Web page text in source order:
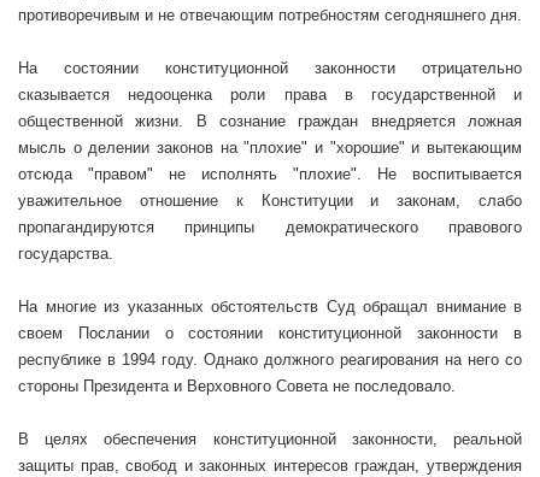
противоречивым и не отвечающим потребностям сегодняшнего дня.
На состоянии конституционной законности отрицательно
сказывается недооценка роли права в государственной и
общественной жизни. В сознание граждан внедряется ложная
мысль о делении законов на "плохие" и "хорошие" и вытекающим
отсюда "правом" не исполнять "плохие". Не воспитывается
уважительное отношение к Конституции и законам, слабо
пропагандируются принципы демократического правового
государства.
На многие из указанных обстоятельств Суд обращал внимание в
своем Послании о состоянии конституционной законности в
республике в 1994 году. Однако должного реагирования на него со
стороны Президента и Верховного Совета не последовало.
В целях обеспечения конституционной законности, реальной
защиты прав, свобод и законных интересов граждан, утверждения